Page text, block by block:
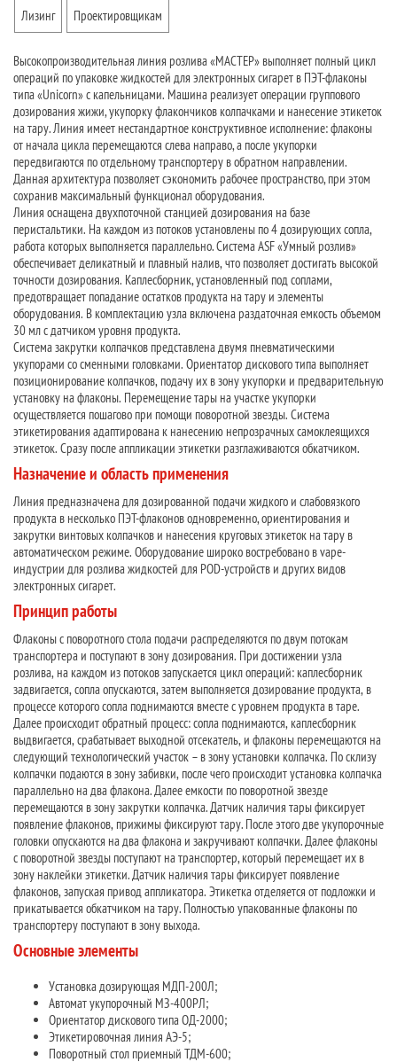
Лизинг Проектировщикам
Высокопроизводительная линия розлива «МАСТЕР» выполняет полный цикл
операций по упаковке жидкостей для электронных сигарет в ПЭТ-флаконы
типа «Unicorn» с капельницами. Машина реализует операции группового
дозирования жижи, укупорку флакончиков колпачками и нанесение этикеток
на тару. Линия имеет нестандартное конструктивное исполнение: флаконы
от начала цикла перемещаются слева направо, а после укупорки
передвигаются по отдельному транспортеру в обратном направлении.
Данная архитектура позволяет сэкономить рабочее пространство, при этом
сохранив максимальный функционал оборудования.
Линия оснащена двухпоточной станцией дозирования на базе
перистальтики. На каждом из потоков установлены по 4 дозирующих сопла,
работа которых выполняется параллельно. Система ASF «Умный розлив»
обеспечивает деликатный и плавный налив, что позволяет достигать высокой
точности дозирования. Каплесборник, установленный под соплами,
предотвращает попадание остатков продукта на тару и элементы
оборудования. В комплектацию узла включена раздаточная емкость объемом
30 мл с датчиком уровня продукта.
Система закрутки колпачков представлена двумя пневматическими
укупорами со сменными головками. Ориентатор дискового типа выполняет
позиционирование колпачков, подачу их в зону укупорки и предварительную
установку на флаконы. Перемещение тары на участке укупорки
осуществляется пошагово при помощи поворотной звезды. Система
этикетирования адаптирована к нанесению непрозрачных самоклеящихся
этикеток. Сразу после аппликации этикетки разглаживаются обкатчиком.
Назначение и область применения
Линия предназначена для дозированной подачи жидкого и слабовязкого
продукта в несколько ПЭТ-флаконов одновременно, ориентирования и
закрутки винтовых колпачков и нанесения круговых этикеток на тару в
автоматическом режиме. Оборудование широко востребовано в vape-
индустрии для розлива жидкостей для POD-устройств и других видов
электронных сигарет.
Принцип работы
Флаконы с поворотного стола подачи распределяются по двум потокам
транспортера и поступают в зону дозирования. При достижении узла
розлива, на каждом из потоков запускается цикл операций: каплесборник
задвигается, сопла опускаются, затем выполняется дозирование продукта, в
процессе которого сопла поднимаются вместе с уровнем продукта в таре.
Далее происходит обратный процесс: сопла поднимаются, каплесборник
выдвигается, срабатывает выходной отсекатель, и флаконы перемещаются на
следующий технологический участок – в зону установки колпачка. По склизу
колпачки подаются в зону забивки, после чего происходит установка колпачка
параллельно на два флакона. Далее емкости по поворотной звезде
перемещаются в зону закрутки колпачка. Датчик наличия тары фиксирует
появление флаконов, прижимы фиксируют тару. После этого две укупорочные
головки опускаются на два флакона и закручивают колпачки. Далее флаконы
с поворотной звезды поступают на транспортер, который перемещает их в
зону наклейки этикетки. Датчик наличия тары фиксирует появление
флаконов, запуская привод аппликатора. Этикетка отделяется от подложки и
прикатывается обкатчиком на тару. Полностью упакованные флаконы по
транспортеру поступают в зону выхода.
Основные элементы
Установка дозирующая МДП-200Л;
Автомат укупорочный МЗ-400РЛ;
Ориентатор дискового типа ОД-2000;
Этикетировочная линия АЭ-5;
Поворотный стол приемный ТДМ-600;